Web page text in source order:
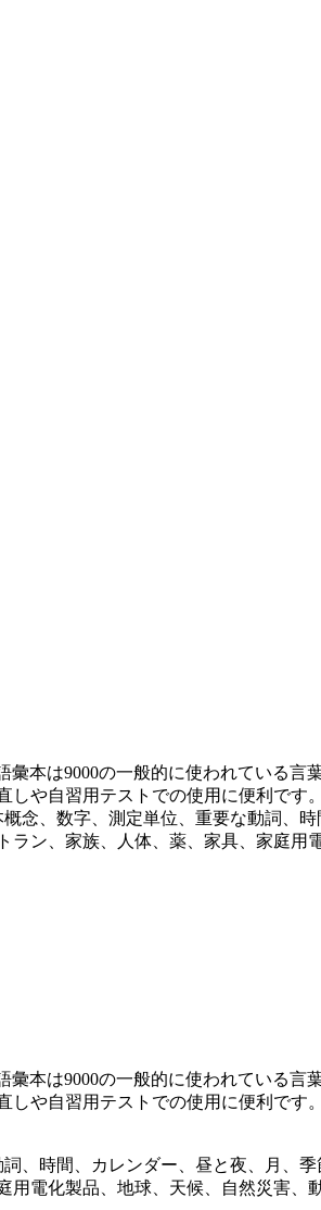
本は9000の一般的に使われている
や自習用テストでの使用に便利で
念、数字、測定単位、重要な動詞、
ン、家族、人体、薬、家具、家庭
本は9000の一般的に使われている
や自習用テストでの使用に便利で
時間、カレンダー、昼と夜、月、
電化製品、地球、天候、自然災害